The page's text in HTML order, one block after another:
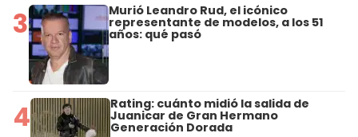
3 Murió Leandro Rud, el icónico
representante de modelos, a los 51
años: qué pasó
4 Rating: cuánto midió la salida de
Juanicar de Gran Hermano
Generación Dorada